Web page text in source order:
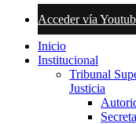
Acceder vía
Inicio
Institucional
Tribunal
Justicia